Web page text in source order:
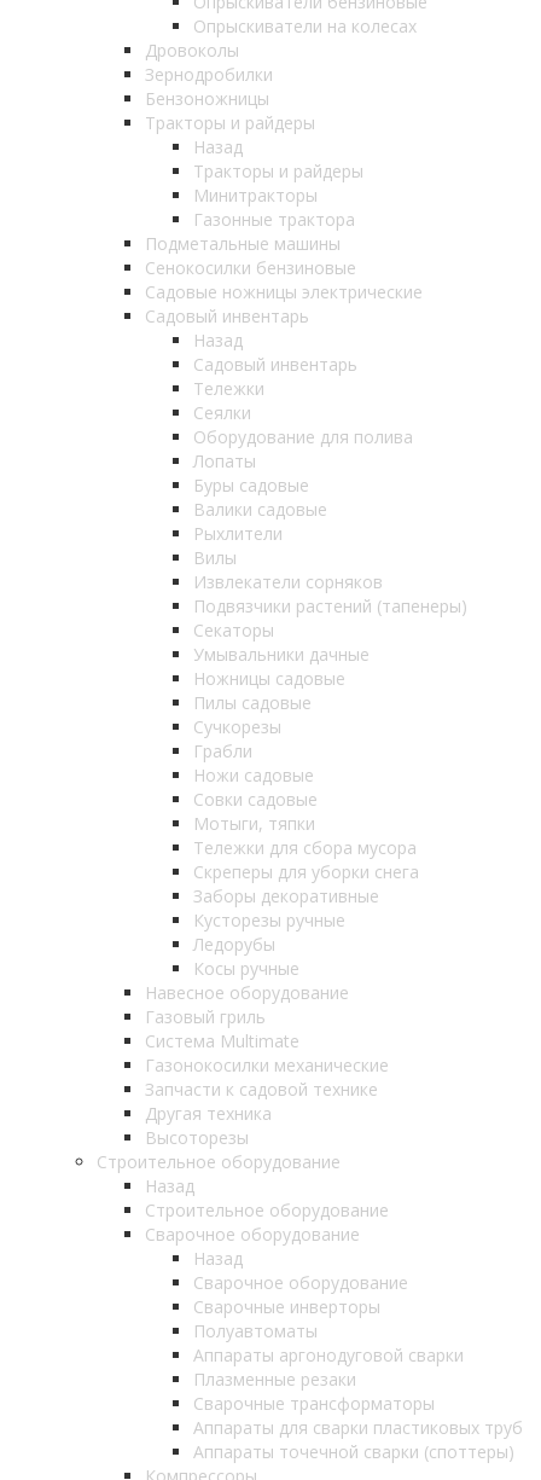
Опрыскиватели на колесах
Дровоколы
Зернодробилки
Бензоножницы
Тракторы и райдеры
Назад
Тракторы и райдеры
Минитракторы
Газонные трактора
Подметальные машины
Сенокосилки бензиновые
Садовые ножницы электрические
Садовый инвентарь
Назад
Садовый инвентарь
Тележки
Сеялки
Оборудование для полива
Лопаты
Буры садовые
Валики садовые
Рыхлители
Вилы
Извлекатели сорняков
Подвязчики растений (тапенеры)
Секаторы
Умывальники дачные
Ножницы садовые
Пилы садовые
Сучкорезы
Грабли
Ножи садовые
Совки садовые
Мотыги, тяпки
Тележки для сбора мусора
Скреперы для уборки снега
Заборы декоративные
Кусторезы ручные
Ледорубы
Косы ручные
Навесное оборудование
Газовый гриль
Система Multimate
Газонокосилки механические
Запчасти к садовой технике
Другая техника
Высоторезы
Строительное оборудование
Назад
Строительное оборудование
Сварочное оборудование
Назад
Сварочное оборудование
Сварочные инверторы
Полуавтоматы
Аппараты аргонодуговой сварки
Плазменные резаки
Сварочные трансформаторы
Аппараты для сварки пластиковых труб
Аппараты точечной сварки (споттеры)
Компрессоры